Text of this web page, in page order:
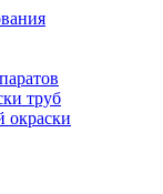
труб
окраски